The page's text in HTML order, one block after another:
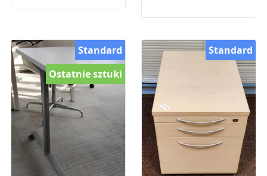
Ostatnie sztuki
Standard Standard